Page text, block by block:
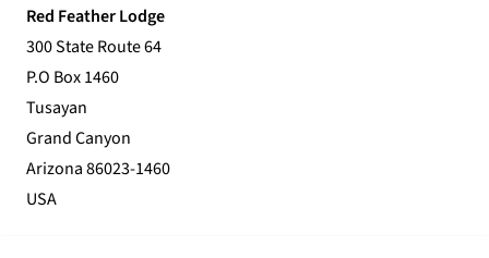
Red Feather Lodge
300 State Route 64
P.O Box 1460
Tusayan
Grand Canyon
Arizona 86023-1460
USA